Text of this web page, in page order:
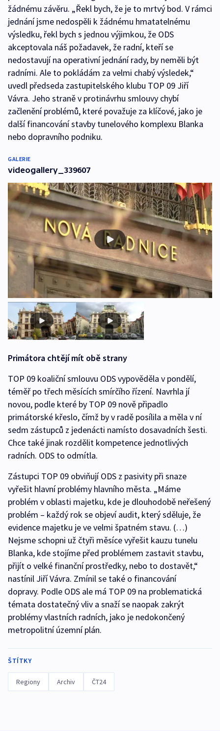
žádnému závěru. „Řekl bych, že je to mrtvý bod. V rámci
jednání jsme nedospěli k žádnému hmatatelnému
výsledku, řekl bych s jednou výjimkou, že ODS
akceptovala náš požadavek, že radní, kteří se
nedostavují na operativní jednání rady, by neměli být
radními. Ale to pokládám za velmi chabý výsledek,“
uvedl předseda zastupitelského klubu TOP 09 Jiří
Vávra. Jeho straně v protinávrhu smlouvy chybí
začlenění problémů, které považuje za klíčové, jako je
další financování stavby tunelového komplexu Blanka
nebo dopravního podniku.
GALERIE
videogallery_339607
Primátora chtějí mít obě strany
TOP 09 koaliční smlouvu ODS vypověděla v pondělí,
téměř po třech měsících smírčího řízení. Navrhla jí
novou, podle které by TOP 09 nově připadlo
primátorské křeslo, čímž by v radě posílila a měla v ní
sedm zástupců z jedenácti namísto dosavadních šesti.
Chce také jinak rozdělit kompetence jednotlivých
radních. ODS to odmítla.
Zástupci TOP 09 obviňují ODS z pasivity při snaze
vyřešit hlavní problémy hlavního města. „Máme
problém v oblasti majetku, kde je dlouhodobě neřešený
problém – každý rok se objeví audit, který sděluje, že
evidence majetku je ve velmi špatném stavu. (…)
Nejsme schopni už čtyři měsíce vyřešit kauzu tunelu
Blanka, kde stojíme před problémem zastavit stavbu,
přijít o velké finanční prostředky, nebo to dostavět,“
nastínil Jiří Vávra. Zmínil se také o financování
dopravy. Podle ODS ale má TOP 09 na problematická
témata dostatečný vliv a snaží se naopak zakrýt
problémy vlastních radních, jako je nedokončený
metropolitní územní plán.
ŠTÍTKY
Regiony Archiv ČT24